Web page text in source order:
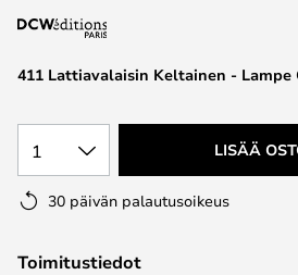
the
gallery
411 Lattiavalaisin Keltainen - Lampe
1 LISÄÄ
30 päivän palautusoikeus
Toimitustiedot